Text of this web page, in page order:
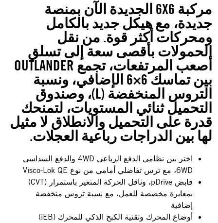
مركبة 6X6 الجديدة الآن بمنصة
جديدة، مع هيكل جديد بالكامل
ومحركات أكثر قوة. من نقل
الحمولات بأقصى سعة إلى تسلق
أصعب المرتفعات، تجمع OUTLANDER
بين تماسك 6×6 الإضافي، ونسبة
التروس المنخفضة (L)، وصندوق
التحميل ثنائي المستويات، لتمنحك
قدرة على التحميل والانطلاق لا مثيل
لها بين الدراجات رباعية العجلات.
اختر بين نظامي الدفع الرباعي 4WD والدفع السداسي
6WD، مع ترس تفاضلي أمامي من نوع Visco-Lok QE
قابض pDrive، وناقل الحركة المتغير باستمرار (CVT)
بمعايرة مخصصة للعمل، مع نسبة تروس منخفضة
إضافية
أوضاع المحرك وتقنية الكبح الذكي للمحرك (iEB)